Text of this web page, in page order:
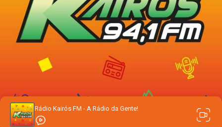
Rádio Kairós FM - A Rádio da Gente!